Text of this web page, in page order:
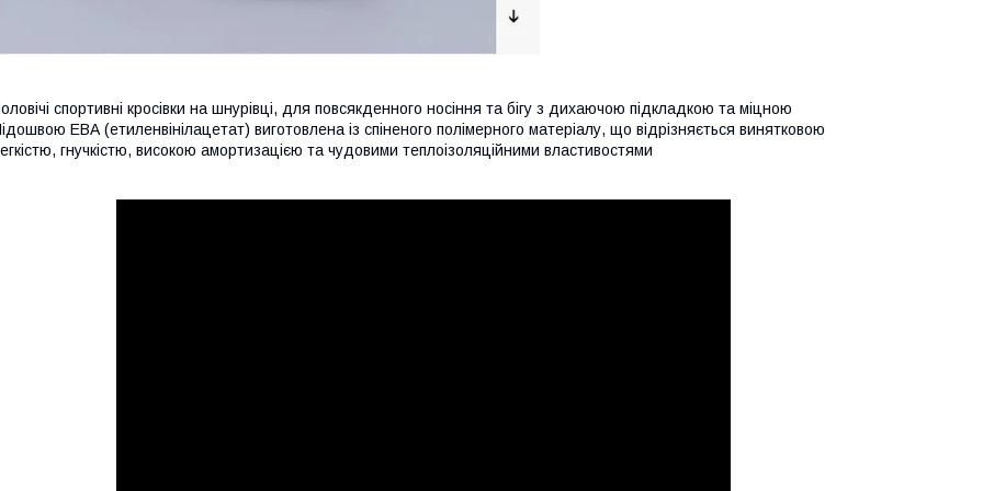
спортивні кросівки на шнурівці, для повсякденного носіння та бігу з дихаючою підкладкою та міцною
ЕВА (етиленвінілацетат) виготовлена із спіненого полімерного матеріалу, що відрізняється винятковою
гнучкістю, високою амортизацією та чудовими теплоізоляційними властивостями